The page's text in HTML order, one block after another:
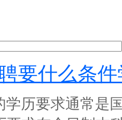
要什么条
历要求通常是